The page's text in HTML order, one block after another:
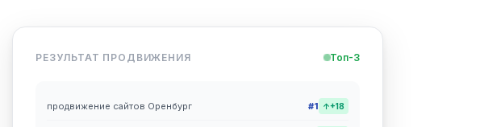
РЕЗУЛЬТАТ ПРОДВИЖЕНИЯ Топ-3
продвижение сайтов Оренбург #1 ↑+18